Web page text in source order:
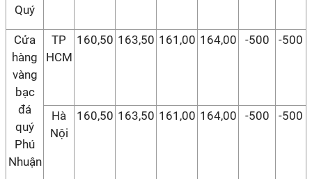
Quý
Cửa
hàng
vàng
bạc
đá
quý
Phú
Nhuận
TP
HCM
160,50 163,50 161,00 164,00 -500 -500
Hà
Nội
160,50 163,50 161,00 164,00 -500 -500